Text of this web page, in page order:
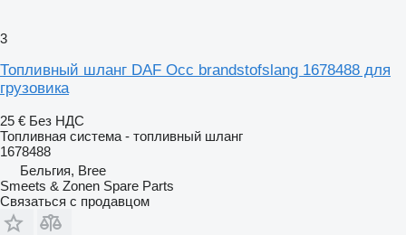
3
Топливный шланг DAF Occ brandstofslang 1678488 для
грузовика
25 € Без НДС
Топливная система - топливный шланг
1678488
Бельгия, Bree
Smeets & Zonen Spare Parts
Связаться с продавцом